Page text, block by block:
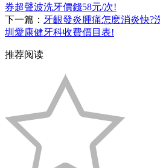
券超聲波洗牙價錢58元/次!
下一篇： 牙齦發炎腫痛怎麽消炎快?
圳愛康健牙科收費價目表!
推荐阅读